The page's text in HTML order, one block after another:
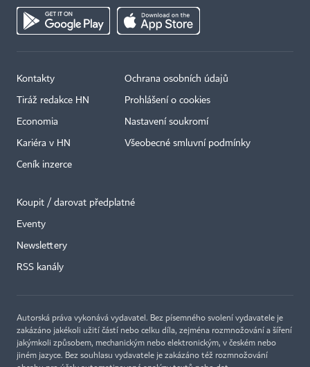
Kontakty
Tiráž redakce HN
Economia
Kariéra v HN
Ceník inzerce
Ochrana osobních údajů
Prohlášení o cookies
Nastavení soukromí
Všeobecné smluvní podmínky
Koupit / darovat předplatné
Eventy
Newslettery
RSS kanály
Autorská práva vykonává vydavatel. Bez písemného svolení vydavatele je
zakázáno jakékoli užití částí nebo celku díla, zejména rozmnožování a šíření
jakýmkoli způsobem, mechanickým nebo elektronickým, v českém nebo
jiném jazyce. Bez souhlasu vydavatele je zakázáno též rozmnožování